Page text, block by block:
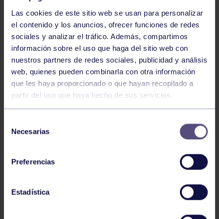
Las cookies de este sitio web se usan para personalizar
el contenido y los anuncios, ofrecer funciones de redes
sociales y analizar el tráfico. Además, compartimos
información sobre el uso que haga del sitio web con
nuestros partners de redes sociales, publicidad y análisis
web, quienes pueden combinarla con otra información
que les haya proporcionado o que hayan recopilado a
partir del uso que haya hecho de sus servicios.
Necesarias
Preferencias
Estadística
Baloncesto
ÚLTIMOS RESULTADOS DE LA SECCIÓN
Baloncesto